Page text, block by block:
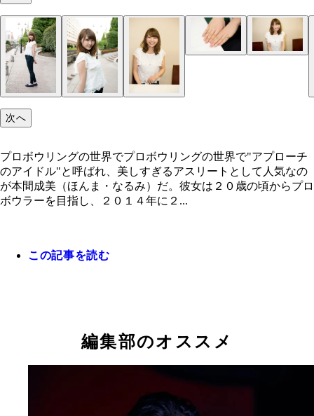
次へ
プロボウリングの世界でプロボウリングの世界で"アプローチ
のアイドル"と呼ばれ、美しすぎるアスリートとして人気なの
が本間成美（ほんま・なるみ）だ。彼女は２０歳の頃からプロ
ボウラーを目指し、２０１４年に２...
この記事を読む
編集部のオススメ